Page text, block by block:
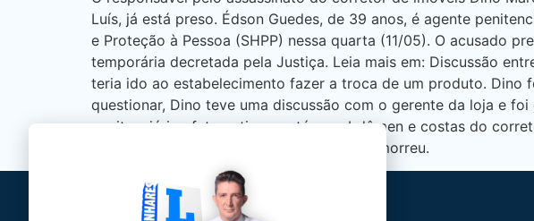
Luís, já está preso. Édson Guedes, de 39 anos, é agente
e Proteção à Pessoa (SHPP) nessa quarta (11/05). O acusado
temporária decretada pela Justiça. Leia mais em: Discussão
teria ido ao estabelecimento fazer a troca de um produto. Dino
questionar, Dino teve uma discussão com o gerente da loja e
penitenciário efetuou tiros no tórax, abdômen e costas do
levada para o hospital, mas não resistiu e morreu.